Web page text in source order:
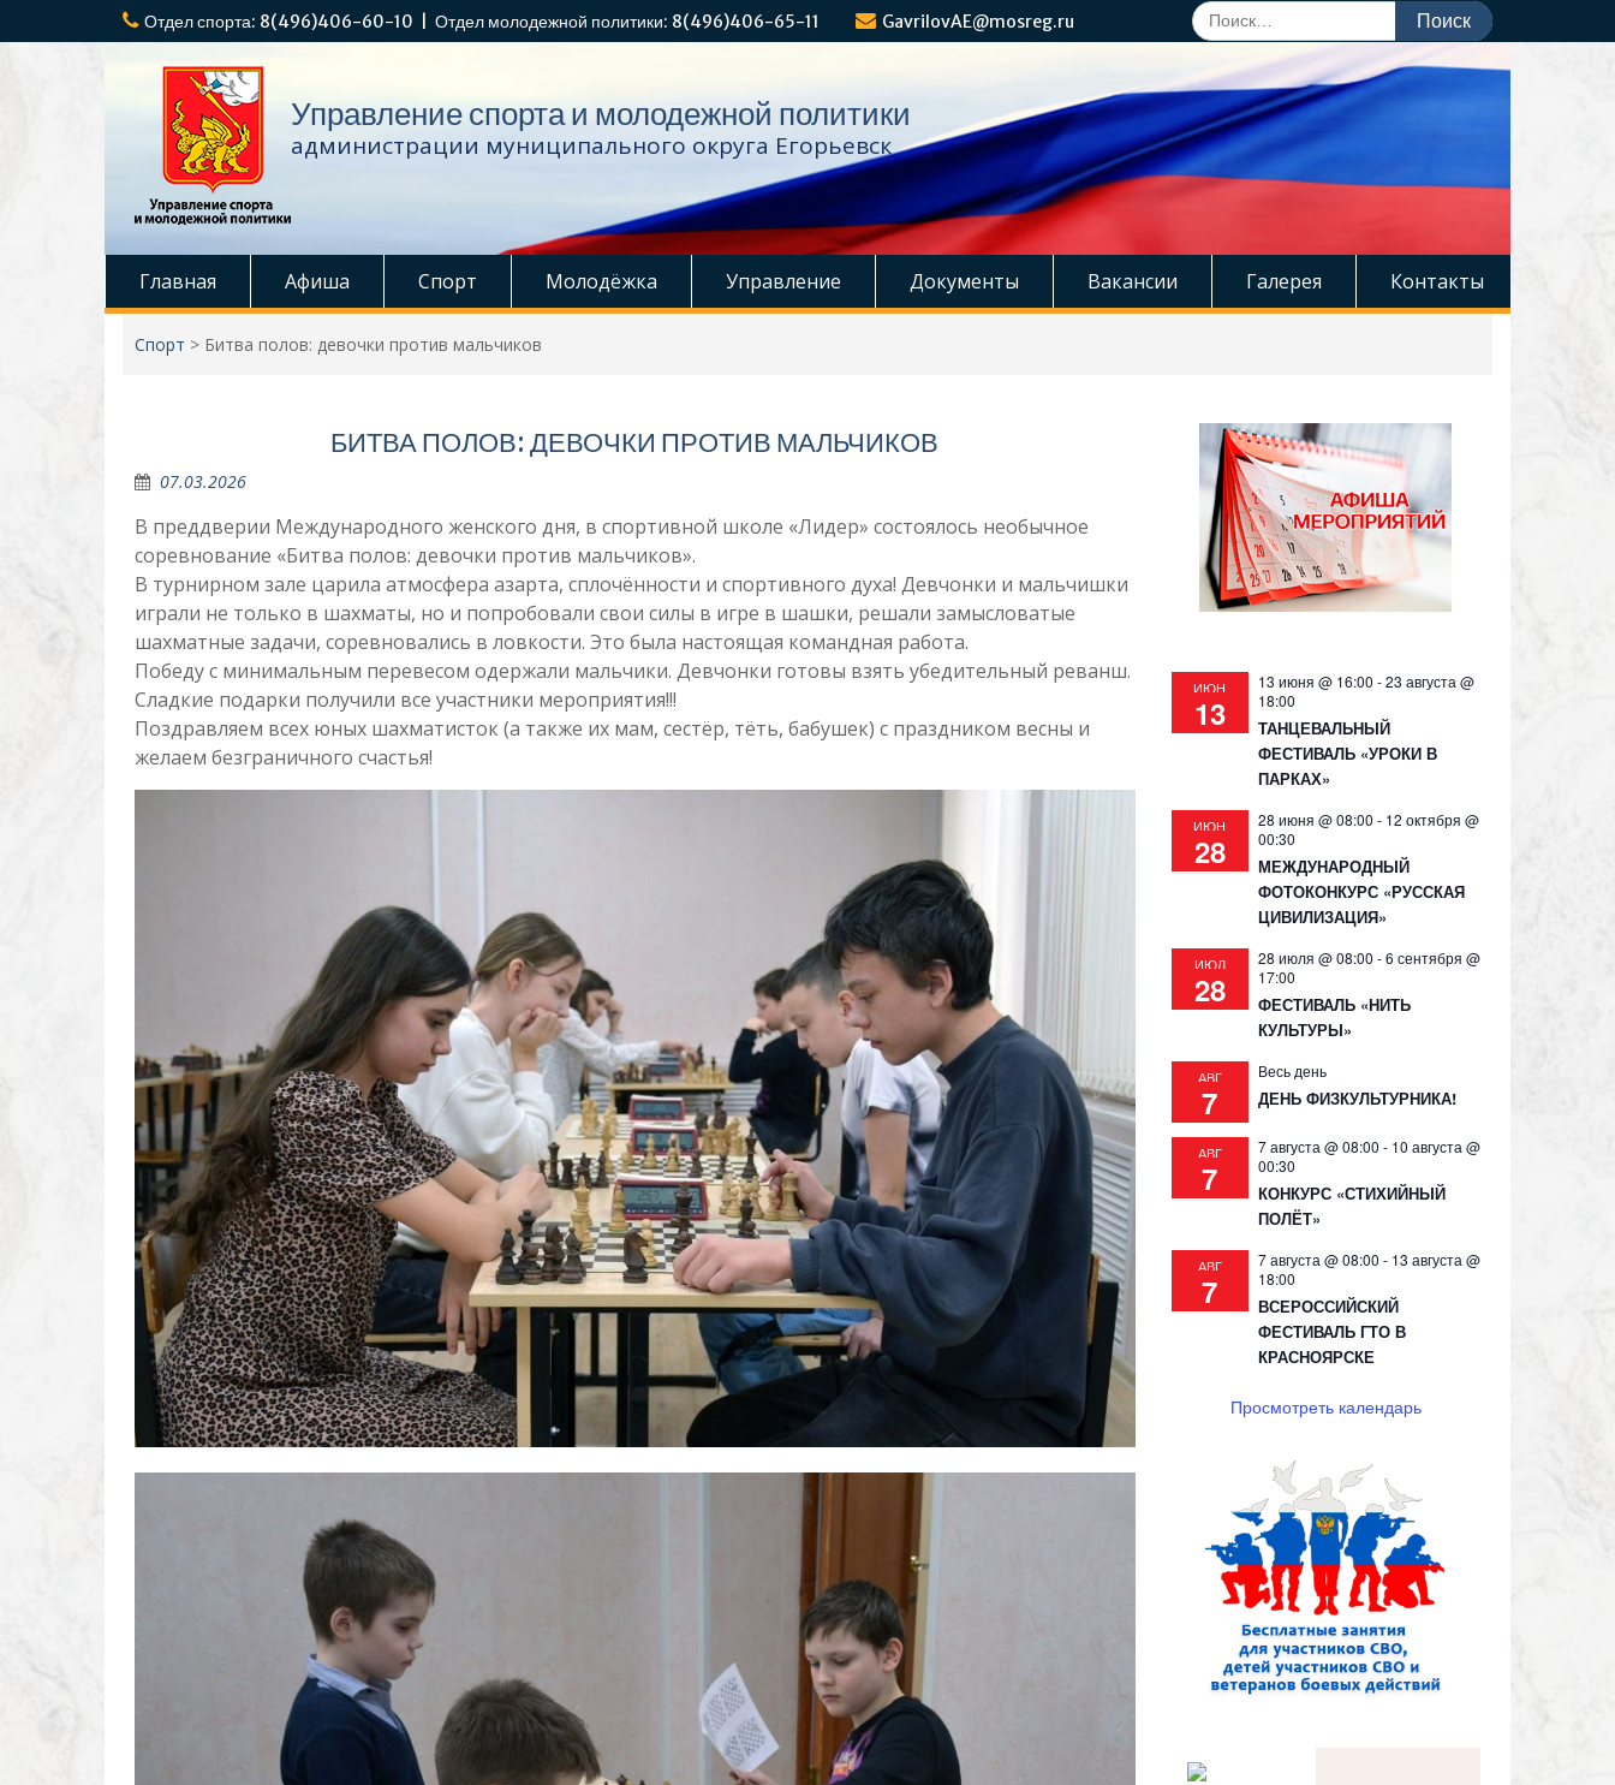
к
Отдел спорта: 8(496)406-60-10 | Отдел молодежной политики: 8(496)406-65-11 GavrilovAE@mosreg.ru
Поиск
по:
Управление спорта и молодежной политики
администрации муниципального округа Егорьевск
Главная Афиша Спорт Молодёжка Управление Документы Вакансии Галерея Контакты
Спорт > Битва полов: девочки против мальчиков
БИТВА ПОЛОВ: ДЕВОЧКИ ПРОТИВ МАЛЬЧИКОВ
07.03.2026
В преддверии Международного женского дня, в спортивной школе «Лидер» состоялось необычное
соревнование «Битва полов: девочки против мальчиков».
В турнирном зале царила атмосфера азарта, сплочённости и спортивного духа! Девчонки и мальчишки
играли не только в шахматы, но и попробовали свои силы в игре в шашки, решали замысловатые
шахматные задачи, соревновались в ловкости. Это была настоящая командная работа.
Победу с минимальным перевесом одержали мальчики. Девчонки готовы взять убедительный реванш.
Сладкие подарки получили все участники мероприятия!!!
Поздравляем всех юных шахматисток (а также их мам, сестёр, тёть, бабушек) с праздником весны и
желаем безграничного счастья!
ИЮН
13
13 июня @ 16:00 -23 августа @
18:00
ТАНЦЕВАЛЬНЫЙ
ФЕСТИВАЛЬ «УРОКИ В
ПАРКАХ»
ИЮН
28
28 июня @ 08:00 - 12 октября @
00:30
МЕЖДУНАРОДНЫЙ
ФОТОКОНКУРС «РУССКАЯ
ЦИВИЛИЗАЦИЯ»
ИЮЛ
28
28 июля @ 08:00 -6 сентября @
17:00
ФЕСТИВАЛЬ «НИТЬ
КУЛЬТУРЫ»
АВГ
7
Весь день
ДЕНЬ ФИЗКУЛЬТУРНИКА!
АВГ
7
7 августа @ 08:00 - 10 августа @
00:30
КОНКУРС «СТИХИЙНЫЙ
ПОЛЁТ»
АВГ
7
7 августа @ 08:00 - 13 августа @
18:00
ВСЕРОССИЙСКИЙ
ФЕСТИВАЛЬ ГТО В
КРАСНОЯРСКЕ
Просмотреть календарь